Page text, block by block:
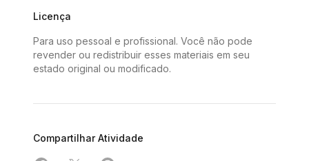
Licença
Para uso pessoal e profissional. Você não pode
revender ou redistribuir esses materiais em seu
estado original ou modificado.
Compartilhar Atividade